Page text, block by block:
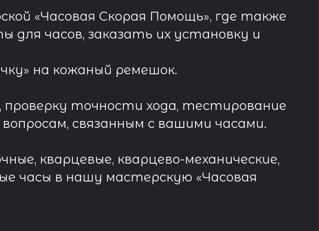
«Часовая Скорая Помощь», где также
часов, заказать их установку и
на кожаный ремешок.
точности хода, тестирование
связанным с вашими часами.
кварцевые, кварцево-механические,
часы в нашу мастерскую «Часовая